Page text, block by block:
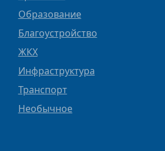
Образование
Благоустройство
ЖКХ
Инфраструктура
Транспорт
Необычное